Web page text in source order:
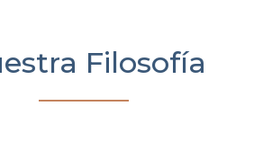
Filosofía